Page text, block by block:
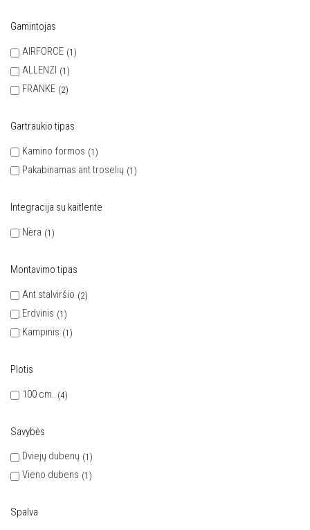
Gamintojas
AIRFORCE 1
ALLENZI 1
FRANKE 2
Gartraukio tipas
Kamino formos
1
Pakabinamas ant troselių 1
Integracija su kaitlente
Nėra
1
Montavimo tipas
Ant stalviršio
2
Erdvinis 1
Kampinis 1
Plotis
100 cm.
4
Savybės
Dviejų dubenų
1
Vieno dubens 1
Spalva